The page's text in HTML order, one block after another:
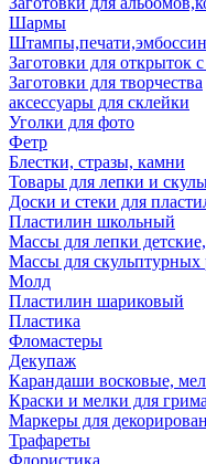
Шармы
Заготовки для открыток
Заготовки для творчества
аксессуары для склейки
Уголки для фото
Фетр
Блестки, стразы, камни
Товары для лепки и
Доски и стеки для
Пластилин школьный
Массы для лепки
Массы для скульптурных
Молд
Пластилин шариковый
Пластика
Фломастеры
Декупаж
Карандаши восковые,
Краски и мелки для грима
Маркеры для
Трафареты
Флористика